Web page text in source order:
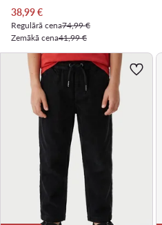
Pašreizējā cena
38,99€
Regulārā cena74,99 €
Zemākā cena41,99 €